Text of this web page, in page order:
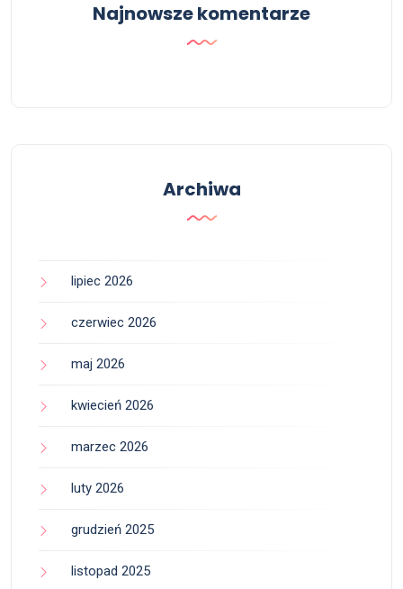
Najnowsze komentarze
Archiwa
lipiec 2026
czerwiec 2026
maj 2026
kwiecień 2026
marzec 2026
luty 2026
grudzień 2025
listopad 2025